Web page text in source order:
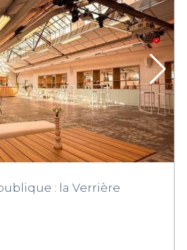
: la Verrière